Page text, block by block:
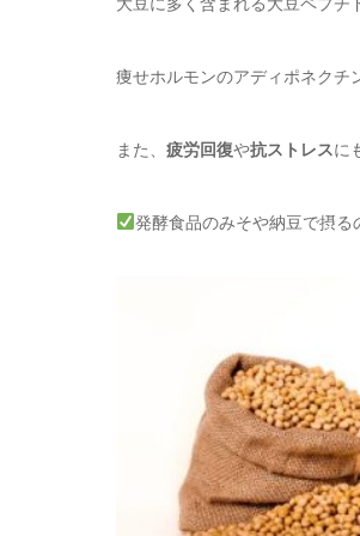
痩せホルモンのアディポネクチ
また、 疲労回復や抗ストレスに
発酵食品のみそや納豆で摂る